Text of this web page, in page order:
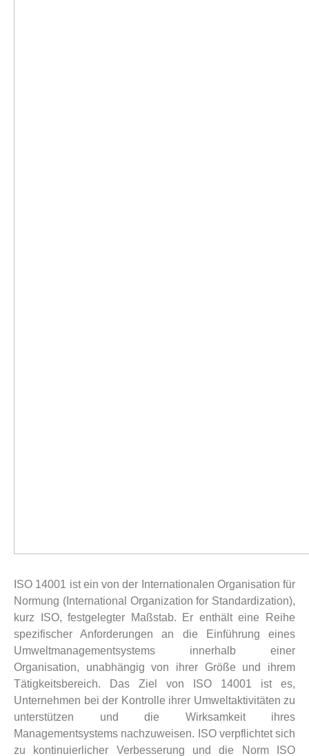
ISO 14001 ist ein von der Internationalen Organisation für
Normung (International Organization for Standardization),
kurz ISO, festgelegter Maßstab. Er enthält eine Reihe
spezifischer Anforderungen an die Einführung eines
Umweltmanagementsystems innerhalb einer
Organisation, unabhängig von ihrer Größe und ihrem
Tätigkeitsbereich. Das Ziel von ISO 14001 ist es,
Unternehmen bei der Kontrolle ihrer Umweltaktivitäten zu
unterstützen und die Wirksamkeit ihres
Managementsystems nachzuweisen. ISO verpflichtet sich
zu kontinuierlicher Verbesserung und die Norm ISO